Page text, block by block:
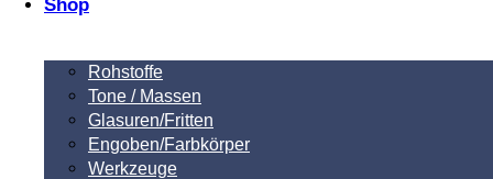
Shop
Rohstoffe
Tone / Massen
Glasuren/Fritten
Engoben/Farbkörper
Werkzeuge